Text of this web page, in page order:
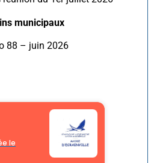
municipaux
88 – juin 2026